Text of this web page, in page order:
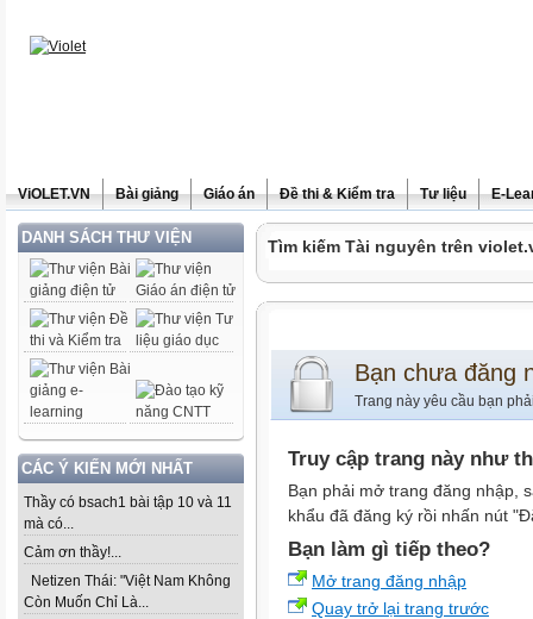
ViOLET.VN Bài giảng Giáo án Đề thi & Kiểm tra Tư liệu E-
DANH SÁCH THƯ VIỆN
CÁC Ý KIẾN MỚI NHẤT
Thầy có bsach1 bài tập 10 và 11
mà có...
Cảm ơn thầy!...
Netizen Thái: "Việt Nam Không
Còn Muốn Chỉ Là...
Tìm kiếm Tài nguyên trên
Bạn chưa đăng
Trang này yêu cầu bạn
Truy cập trang này như
Bạn phải mở trang đăng nhập,
khẩu đã đăng ký rồi nhấn nút
Bạn làm gì tiếp theo?
Mở trang đăng nhập
Quay trở lại trang trước